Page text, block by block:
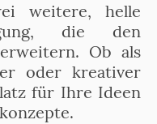
weitere, helle
die den
Ob als
oder kreativer
für Ihre Ideen